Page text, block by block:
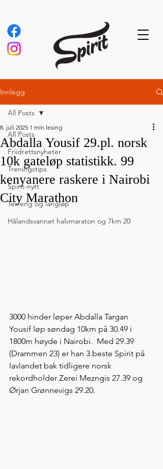
Innlegg
All Posts
Friidrettsnyheter
Treningstips
Spirit-nytt
Terreng og langløp
Hålandsvannet halvmaraton og 7km 20
All Posts
Abdalla Yousif 29.pl. norsk
10k gateløp statistikk. 99
kenyanere raskere i Nairobi
City Marathon
8. juli 2025 1 min lesing
3000 hinder løper Abdalla Targan
Yousif løp søndag 10km på 30.49 i
1800m høyde i Nairobi.  Med 29.39
(Drammen 23) er han 3.beste Spirit på
lavlandet bak tidligere norsk
rekordholder Zerei Mezngis 27.39 og
Ørjan Grønnevigs 29.20.